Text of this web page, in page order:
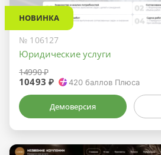
НОВИНКА
№ 106127
Юридические услуги
14990 ₽
10493 ₽ 420 баллов Плюса
Демоверсия